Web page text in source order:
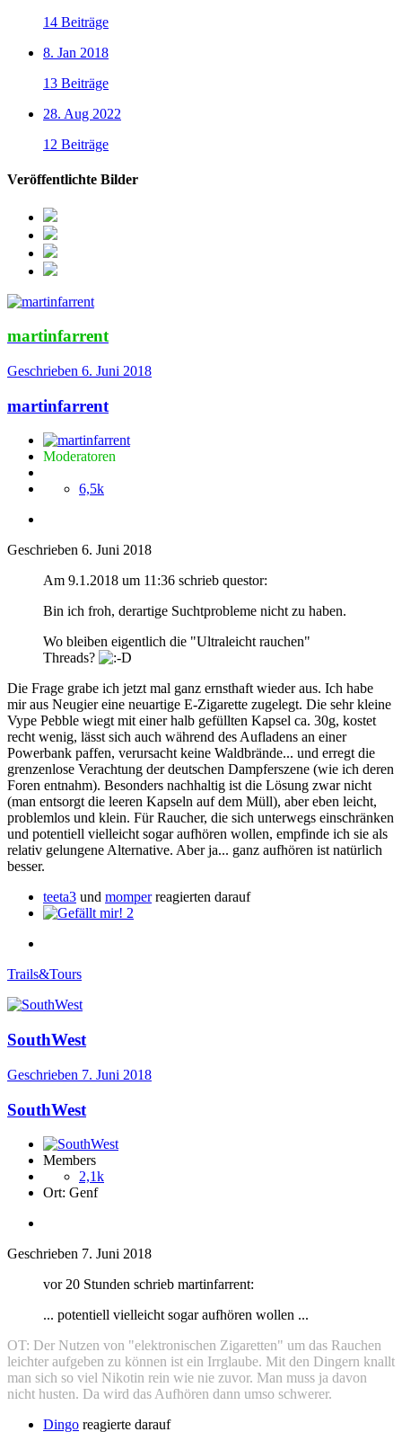
14 Beiträge
8. Jan 2018
13 Beiträge
28. Aug 2022
12 Beiträge
Veröffentlichte Bilder
martinfarrent
Geschrieben 6. Juni 2018
martinfarrent
Moderatoren
6,5k
Geschrieben 6. Juni 2018
Am 9.1.2018 um 11:36 schrieb questor:
Bin ich froh, derartige Suchtprobleme nicht zu haben.
Wo bleiben eigentlich die "Ultraleicht rauchen"
Threads?
Die Frage grabe ich jetzt mal ganz ernsthaft wieder aus. Ich habe
mir aus Neugier eine neuartige E-Zigarette zugelegt. Die sehr kleine
Vype Pebble wiegt mit einer halb gefüllten Kapsel ca. 30g, kostet
recht wenig, lässt sich auch während des Aufladens an einer
Powerbank paffen, verursacht keine Waldbrände... und erregt die
grenzenlose Verachtung der deutschen Dampferszene (wie ich deren
Foren entnahm). Besonders nachhaltig ist die Lösung zwar nicht
(man entsorgt die leeren Kapseln auf dem Müll), aber eben leicht,
problemlos und klein. Für Raucher, die sich unterwegs einschränken
und potentiell vielleicht sogar aufhören wollen, empfinde ich sie als
relativ gelungene Alternative. Aber ja... ganz aufhören ist natürlich
besser.
teeta3 und momperreagierten darauf
2
Trails&Tours
SouthWest
Geschrieben 7. Juni 2018
SouthWest
Members
2,1k
Ort: Genf
Geschrieben 7. Juni 2018
vor 20 Stunden schrieb martinfarrent:
... potentiell vielleicht sogar aufhören wollen ...
OT: Der Nutzen von "elektronischen Zigaretten" um das Rauchen
leichter aufgeben zu können ist ein Irrglaube. Mit den Dingern knallt
man sich so viel Nikotin rein wie nie zuvor. Man muss ja davon
nicht husten. Da wird das Aufhören dann umso schwerer.
Dingo reagierte darauf